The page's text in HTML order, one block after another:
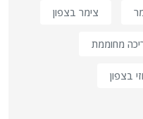
צימר בצפון
מחוממת
בצפון